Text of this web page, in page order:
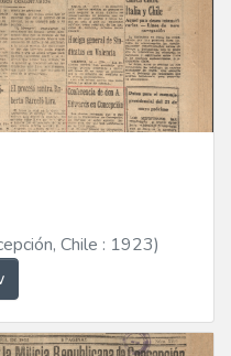
Chile : 1923)